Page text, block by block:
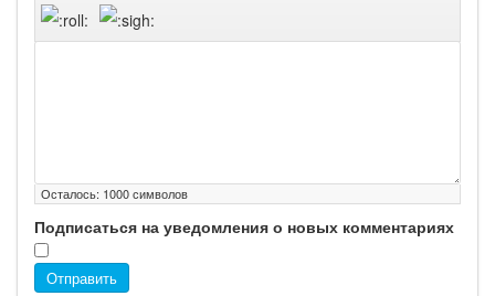
Осталось: 1000символов
Подписаться на уведомления о новых комментариях
Отправить